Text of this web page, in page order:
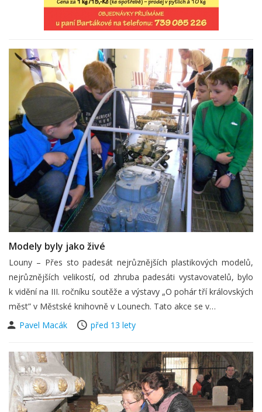
Modely byly jako živé
Louny – Přes sto padesát nejrůznějších plastikových modelů,
nejrůznějších velikostí, od zhruba padesáti vystavovatelů, bylo
k vidění na III. ročníku soutěže a výstavy „O pohár tří královských
měst” v Městské knihovně v Lounech. Tato akce se v…
Pavel Macák
před 13 lety